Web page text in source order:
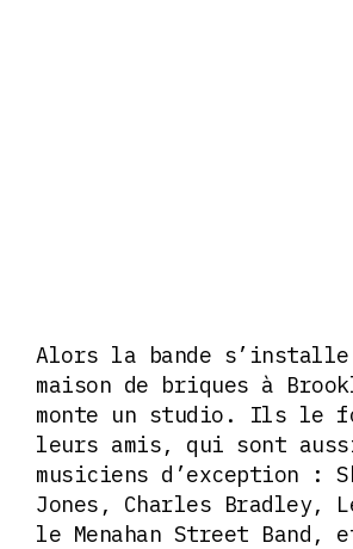
Alors la bande s’installe
maison de briques à
monte un studio. Ils le
leurs amis, qui sont
musiciens d’exception :
Jones, Charles Bradley,
le Menahan Street Band,